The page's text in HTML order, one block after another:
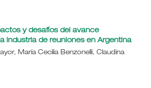
y desafíos del avance
industria de reuniones en Argentina
María Cecilia Benzonelli, Claudina